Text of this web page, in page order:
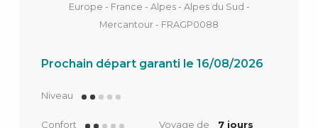
Europe - France - Alpes - Alpes du Sud -
Mercantour - FRAGP0088
Prochain départ garanti le 16/08/2026
Niveau
Confort Voyage de 7 jours